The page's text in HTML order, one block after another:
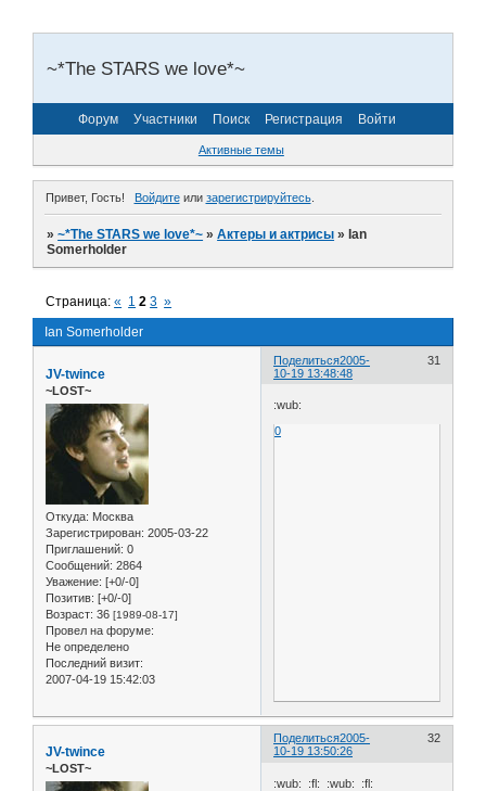
~*The STARS we love*~
Форум Участники Поиск Регистрация Войти
Активные темы
Привет, Гость! Войдитеили зарегистрируйтесь.
»~*The STARS we love*~ »Актеры и актрисы »Ian
Somerholder
Ian Somerholder
Страница:« 1 2 3 »
Поделиться 31
2005-
10-19 13:48:48
JV-twince
~LOST~
Откуда: Москва
Зарегистрирован: 2005-03-22
Приглашений: 0
Сообщений: 2864
Уважение: [+0/-0]
Позитив: [+0/-0]
Возраст: 36 [1989-08-17]
Провел на форуме:
Не определено
Последний визит:
2007-04-19 15:42:03
:wub:
0
Поделиться 32
2005-
10-19 13:50:26
JV-twince
~LOST~
:wub: :fl: :wub: :fl: